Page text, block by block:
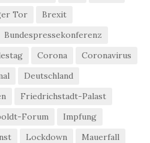
Tor
Brexit
Bundespressekonferenz
Corona
Coronavirus
Deutschland
Friedrichstadt-Palast
Forum
Impfung
Lockdown
Mauerfall